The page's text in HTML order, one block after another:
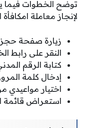
توضح الخطوات فيما
لإنجاز معاملة
زيارة صفحة حجز
النقر على رابط
كتابة الرقم
إدخال كلمة
اختيار مواعيدي
استعراض قائمة